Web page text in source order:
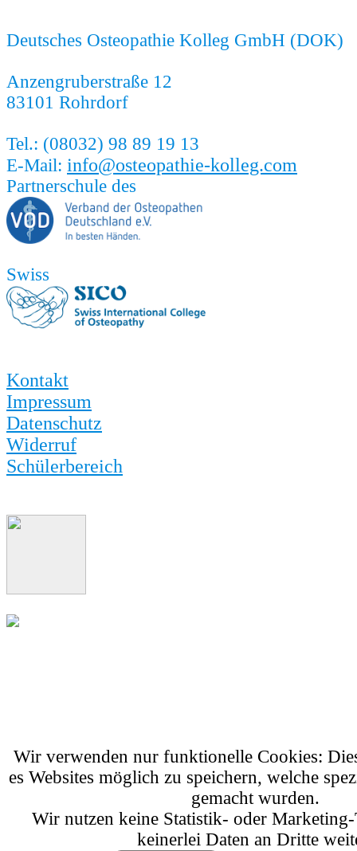
Deutsches Osteopathie Kolleg GmbH (DOK)
Anzengruberstraße 12
83101 Rohrdorf
Tel.: (08032) 98 89 19 13
E-Mail: info@osteopathie-kolleg.com
Partnerschule des
Swiss
Kontakt
Impressum
Datenschutz
Widerruf
Schülerbereich
Wir verwenden nur funktionelle Cookies:
es Websites möglich zu speichern, welche
gemacht wurden.
Wir nutzen keine Statistik- oder
keinerlei Daten an Dritte